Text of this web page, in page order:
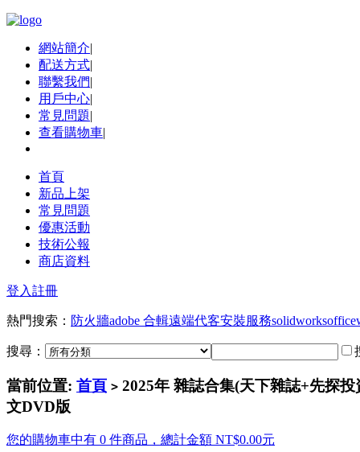
網站簡介|
配送方式|
聯繫我們|
用戶中心|
常見問題|
查看購物車|
首頁
新品上架
常見問題
優惠活動
技術公報
商店資料
登入註冊
熱門搜索： 防火牆adobe 合輯遠端代客安裝服務solidworksoffice
搜尋：
當前位置: 首頁 > 2025年 雜誌合集(天下雜誌+先探
文DVD版
您的購物車中有 0 件商品，總計金額 NT$0.00元